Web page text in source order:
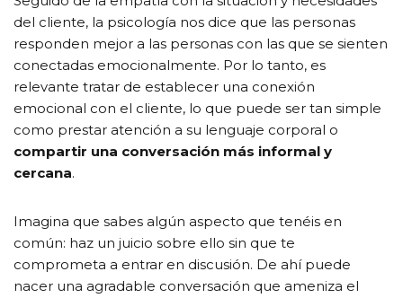
del cliente, la psicología nos dice que las personas
responden mejor a las personas con las que se sienten
conectadas emocionalmente. Por lo tanto, es
relevante tratar de establecer una conexión
emocional con el cliente, lo que puede ser tan simple
como prestar atención a su lenguaje corporal o
compartir una conversación más informal y
cercana.
Imagina que sabes algún aspecto que tenéis en
común: haz un juicio sobre ello sin que te
comprometa a entrar en discusión. De ahí puede
nacer una agradable conversación que ameniza el